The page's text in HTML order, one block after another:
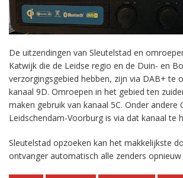
De uitzendingen van Sleutelstad en
Katwijk die de Leidse regio en de Duin- en
verzorgingsgebied hebben, zijn via DAB+ te
kanaal 9D. Omroepen in het gebied ten
maken gebruik van kanaal 5C. Onder
Leidschendam-Voorburg is via dat kanaal te
Sleutelstad opzoeken kan het makkelijkste
ontvanger automatisch alle zenders